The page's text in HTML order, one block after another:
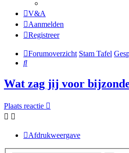
V&A
Aanmelden
Registreer
Forumoverzicht Stam Tafel
Zoek
Wat zag jij voor
Plaats reactie
Afdrukweergave